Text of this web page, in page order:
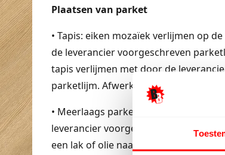
Plaatsen van parket
• Tapis: eiken mozaïek verlijmen op
de leverancier voorgeschreven
tapis verlijmen met door de
parketlijm. Afwerken met een Lak of
• Meerlaags parket: direct verlijmen
leverancier voorgeschreven
een lak of olie naar keuze.